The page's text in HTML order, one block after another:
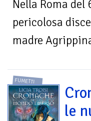
Nella Roma del
pericolosa
madre
FUMETTI
le